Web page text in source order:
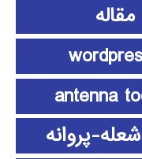
پروانه